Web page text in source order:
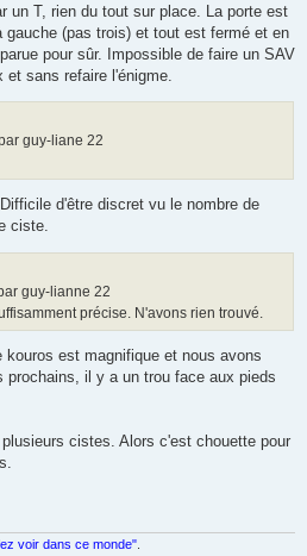
un T, rien du tout sur place. La porte est
(pas trois) et tout est fermé et en
pour sûr. Impossible de faire un SAV
sans refaire l'énigme.
guy-liane 22
d'être discret vu le nombre de
ciste.
guy-lianne 22
précise. N'avons rien trouvé.
est magnifique et nous avons
prochains, il y a un trou face aux pieds
cistes. Alors c'est chouette pour
voir dans ce monde"